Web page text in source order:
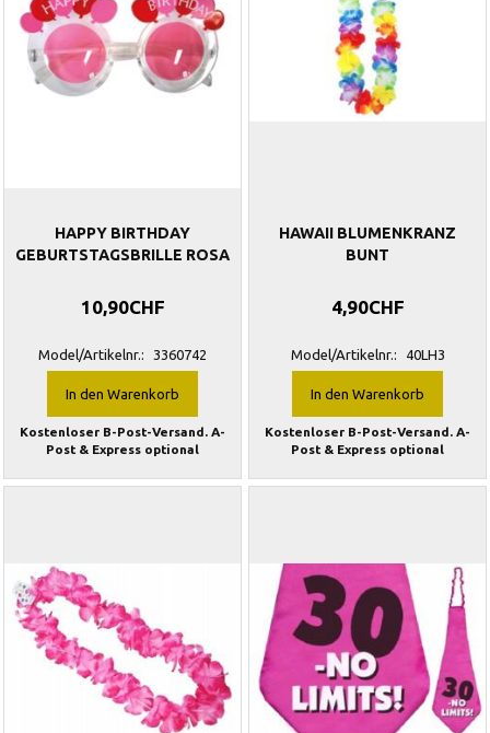
HAPPY BIRTHDAY
GEBURTSTAGSBRILLE ROSA
10,90CHF
Model/Artikelnr.: 3360742
In den Warenkorb
Kostenloser B-Post-Versand. A-
Post & Express optional
HAWAII BLUMENKRANZ
BUNT
4,90CHF
Model/Artikelnr.: 40LH3
In den Warenkorb
Kostenloser B-Post-Versand. A-
Post & Express optional